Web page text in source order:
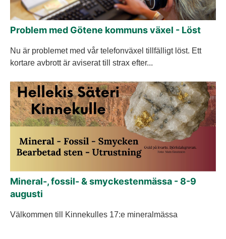
Problem med Götene kommuns växel - Löst
Nu är problemet med vår telefonväxel tillfälligt löst. Ett
kortare avbrott är aviserat till strax efter...
Mineral-, fossil- & smyckestenmässa - 8-9
augusti
Välkommen till Kinnekulles 17:e mineralmässa